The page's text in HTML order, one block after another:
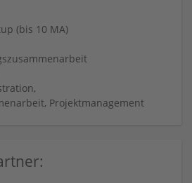
(bis 10 MA)
Projektmanagement